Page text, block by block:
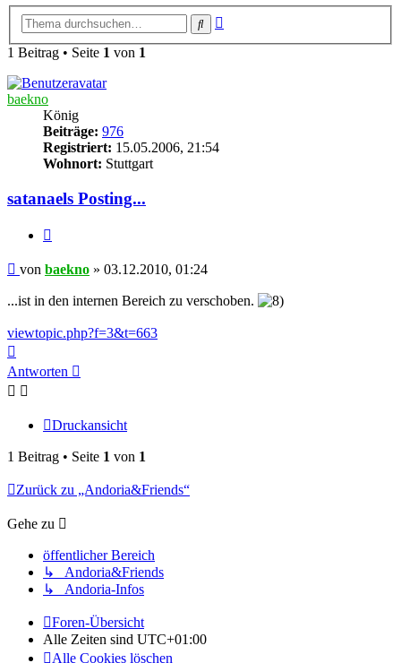
Suche
1 Beitrag • Seite 1 von 1
baekno
König
Beiträge: 976
Registriert: 15.05.2006, 21:54
Wohnort: Stuttgart
satanaels Posting...
Beitrag
von baekno » 03.12.2010, 01:24
...ist in den internen Bereich zu verschoben.
viewtopic.php?f=3&t=663
oben
Antworten
Druckansicht
1 Beitrag • Seite 1 von 1
Zurück zu „Andoria&Friends“
Gehe zu
öffentlicher Bereich
↳ Andoria&Friends
↳ Andoria-Infos
Foren-Übersicht
Alle Zeiten sind UTC+01:00
Alle Cookies löschen